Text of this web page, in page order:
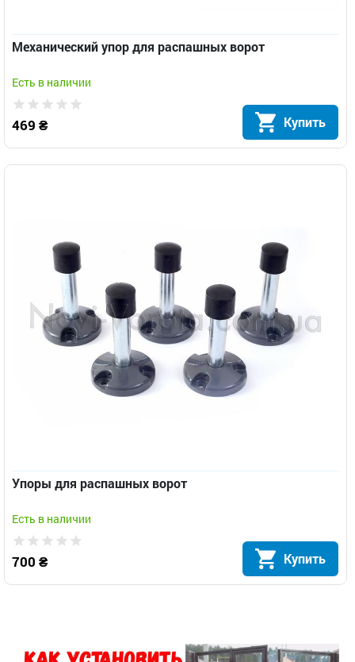
Механический упор для распашных ворот
Есть в наличии
469 ₴ Купить
Упоры для распашных ворот
Есть в наличии
700 ₴ Купить